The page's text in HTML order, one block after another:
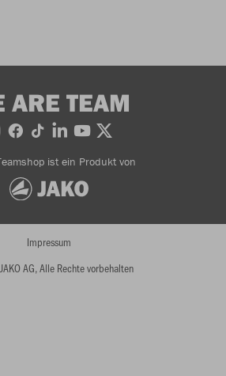
ARE TEAM
ist ein Produkt von
AG, Alle Rechte vorbehalten
Impressum